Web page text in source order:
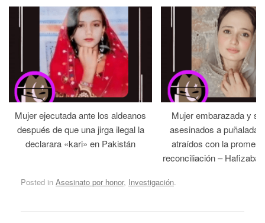
Mujer ejecutada ante los aldeanos
después de que una jirga ilegal la
declarara «kari» en Pakistán
Mujer embarazada y
asesinados a
atraídos con la
reconciliación –
Posted in Asesinato por honor, Investigación.